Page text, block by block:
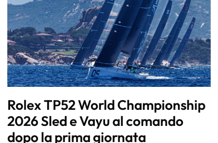
Rolex TP52 World Championship
2026 Sled e Vayu al comando
dopo la prima giornata